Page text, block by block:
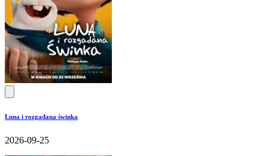
Luna i rozgadana świnka
2026-09-25